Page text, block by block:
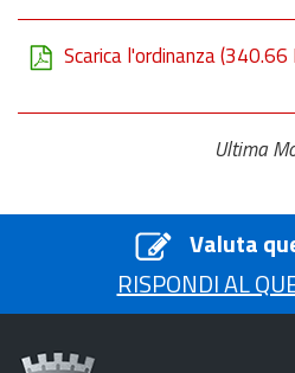
Scarica l'ordinanza(340.66
Ultima
Valuta
RISPONDI AL